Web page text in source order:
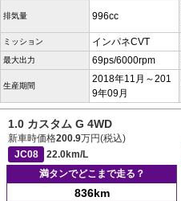
排気量 996cc
ミッション インパネCVT
最大出力 69ps/6000rpm
生産期間
2018年11月～201
9年09月
1.0 カスタム G 4WD
新車時価格200.9万円(税込)
JC08
22.0km/L
満タンでどこまで走る？
836km